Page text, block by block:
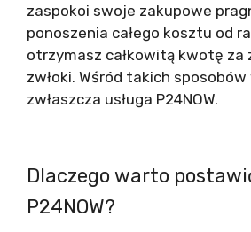
zaspokoi swoje zakupowe
ponoszenia całego kosztu od
otrzymasz całkowitą kwotę za
zwłoki. Wśród takich
zwłaszcza usługa P24NOW.
Dlaczego warto
P24NOW?